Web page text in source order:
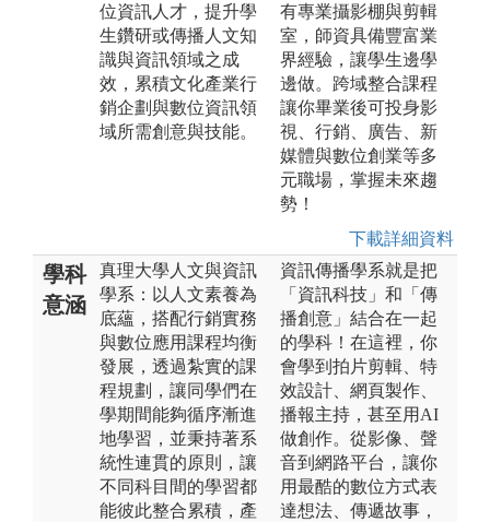
位資訊人才，提升學
生鑽研或傳播人文知
識與資訊領域之成
效，累積文化產業行
銷企劃與數位資訊領
域所需創意與技能。
有專業攝影棚與剪輯
室，師資具備豐富業
界經驗，讓學生邊學
邊做。跨域整合課程
讓你畢業後可投身影
視、行銷、廣告、新
媒體與數位創業等多
元職場，掌握未來趨
勢！
下載詳細資料
學科
意涵
真理大學人文與資訊
學系：以人文素養為
底蘊，搭配行銷實務
與數位應用課程均衡
發展，透過紮實的課
程規劃，讓同學們在
學期間能夠循序漸進
地學習，並秉持著系
統性連貫的原則，讓
不同科目間的學習都
能彼此整合累積，產
資訊傳播學系就是把
「資訊科技」和「傳
播創意」結合在一起
的學科！在這裡，你
會學到拍片剪輯、特
效設計、網頁製作、
播報主持，甚至用AI
做創作。從影像、聲
音到網路平台，讓你
用最酷的數位方式表
達想法、傳遞故事，